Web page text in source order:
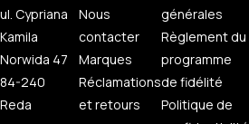
ul. Cypriana
Kamila
Norwida 47
84-240
Reda
Nous
contacter
Marques
Réclamations
et retours
générales
Règlement du
programme
de fidélité
Politique de